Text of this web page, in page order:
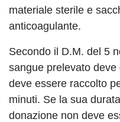
materiale sterile e
anticoagulante.
Secondo il D.M. del 5
sangue prelevato
deve essere raccolto
minuti. Se la sua
donazione non deve